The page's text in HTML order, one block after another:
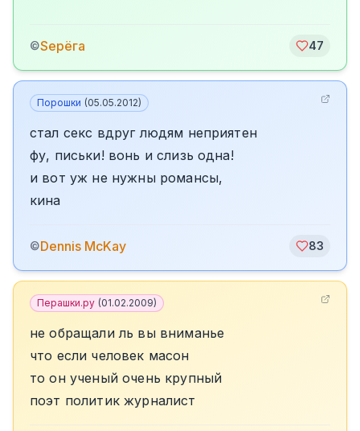
©Sерёга 47
Порошки (05.05.2012)
cтал секс вдруг людям неприятен
фу, письки! вонь и слизь одна!
и вот уж не нужны романсы,
кина
©Dennis McKay 83
Перашки.ру (01.02.2009)
не обращали ль вы вниманье
что если человек масон
то он ученый очень крупный
поэт политик журналист